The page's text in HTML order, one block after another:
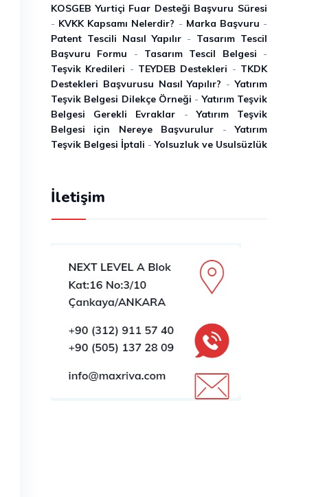
KOSGEB Yurtiçi Fuar Desteği Başvuru Süresi
- KVKK Kapsamı Nelerdir? - Marka Başvuru -
Patent Tescili Nasıl Yapılır - Tasarım Tescil
Başvuru Formu - Tasarım Tescil Belgesi -
Teşvik Kredileri - TEYDEB Destekleri - TKDK
Destekleri Başvurusu Nasıl Yapılır? -Yatırım
Teşvik Belgesi Dilekçe Örneği -Yatırım Teşvik
Belgesi Gerekli Evraklar -Yatırım Teşvik
Belgesi için Nereye Başvurulur -Yatırım
Teşvik Belgesi İptali -Yolsuzluk ve Usulsüzlük
İletişim